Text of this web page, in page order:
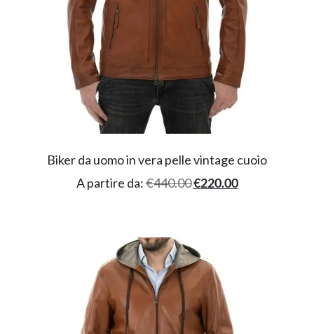
Biker da uomo in vera pelle vintage cuoio
A partire da:€440.00€220.00